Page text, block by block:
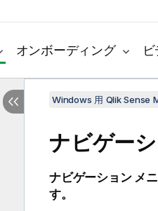
オンボーディング
Windows 用 Qlik Sense
ナビゲー
ナビゲーション メ
す。